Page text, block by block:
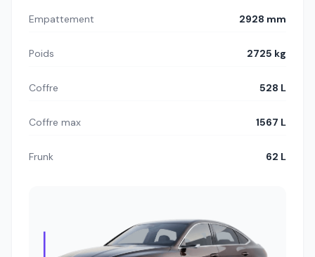
Empattement 2928 mm
Poids 2725 kg
Coffre 528 L
Coffre max 1567 L
Frunk 62 L